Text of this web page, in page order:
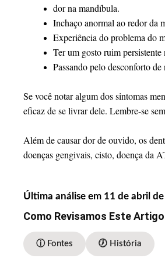
dor na mandíbula.
Inchaço anormal ao redor da
Experiência do problema do
Ter um gosto ruim persistente
Passando pelo desconforto
Se você notar algum dos sintomas
eficaz de se livrar dele. Lembre-se
Além de causar dor de ouvido, os
doenças gengivais, cisto, doença da
Última análise em 11 de abril
Como Revisamos Este
ⓘ Fontes 🕖 História